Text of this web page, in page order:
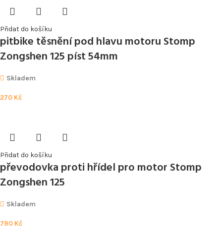
Přidat do košíku
pitbike těsnění pod hlavu motoru Stomp
Zongshen 125 píst 54mm
Skladem
270 Kč
Přidat do košíku
převodovka proti hřídel pro motor Stomp
Zongshen 125
Skladem
790 Kč